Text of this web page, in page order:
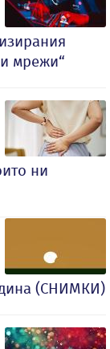
мрежи“
ни
(СНИМКИ)